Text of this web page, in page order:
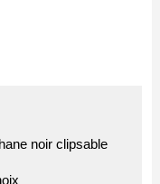
noir clipsable